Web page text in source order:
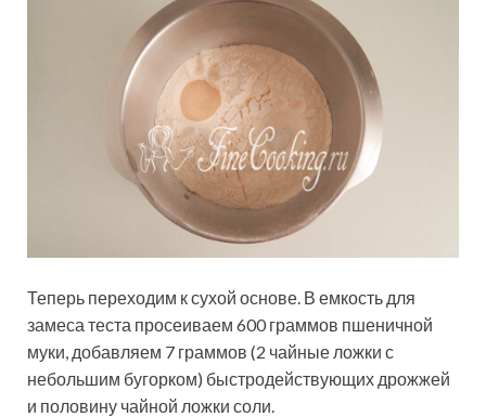
Теперь переходим к сухой основе. В емкость для
замеса теста просеиваем 600 граммов пшеничной
муки, добавляем 7 граммов (2 чайные ложки с
небольшим бугорком) быстродействующих дрожжей
и половину чайной ложки соли.